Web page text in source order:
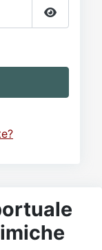
Mostra